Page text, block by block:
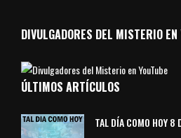
DIVULGADORES DEL MISTERIO EN
ÚLTIMOS ARTÍCULOS
TAL DÍA COMO HOY 8